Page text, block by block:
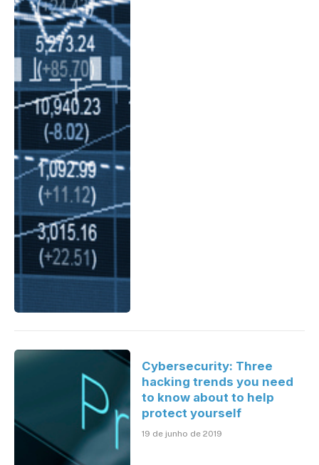
Cybersecurity: Three
hacking trends you need
to know about to help
protect yourself
19 de junho de 2019